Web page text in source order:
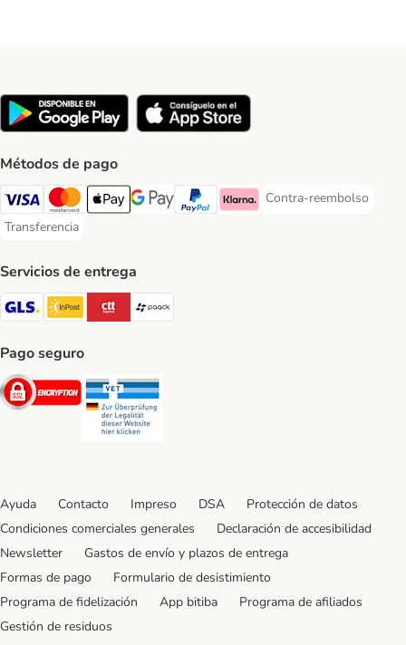
Métodos de pago
Visa Payment Method
Mastercard Payment Method
Apple Pay Payment Method
Google Pay Payment Method
PayPal Payment Method
Klarna Payment Method
Contra-reembolso
Contra-reembolso
Transferencia
Transferencia Payment Method
Servicios de entrega
GLS Shipping Method
InPost Shipping Method
CTTExpress Shipping Method
paack Shipping Method
Pago seguro
Security
Ayuda Contacto Impreso DSA
Protección de datos
Condiciones comerciales generales
Declaración de accesibilidad
Newsletter
Gastos de envío y plazos de entrega
Formas de pago
Formulario de desistimiento
Programa de fidelización
App bitiba
Programa de afiliados
Gestión de residuos